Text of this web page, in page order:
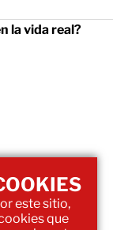
la vida real?
este sitio,
que